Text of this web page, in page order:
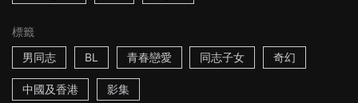
標籤
男同志
BL 青春戀愛 同志子女 奇幻
中國及香港 影集